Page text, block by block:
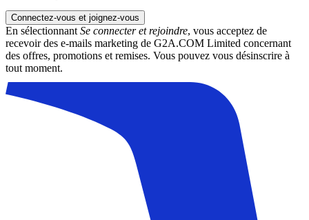
Connectez-vous et joignez-vous
En sélectionnant Se connecter et rejoindre, vous acceptez de
recevoir des e-mails marketing de G2A.COM Limited concernant
des offres, promotions et remises. Vous pouvez vous désinscrire à
tout moment.